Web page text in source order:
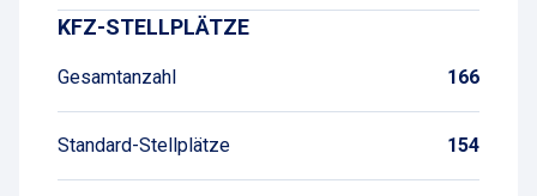
KFZ-STELLPLÄTZE
Gesamtanzahl 166
Standard-Stellplätze 154